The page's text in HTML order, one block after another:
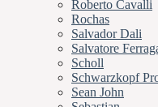
Roberto Cavalli
Rochas
Salvador Dali
Salvatore
Scholl
Schwarzkopf
Sean John